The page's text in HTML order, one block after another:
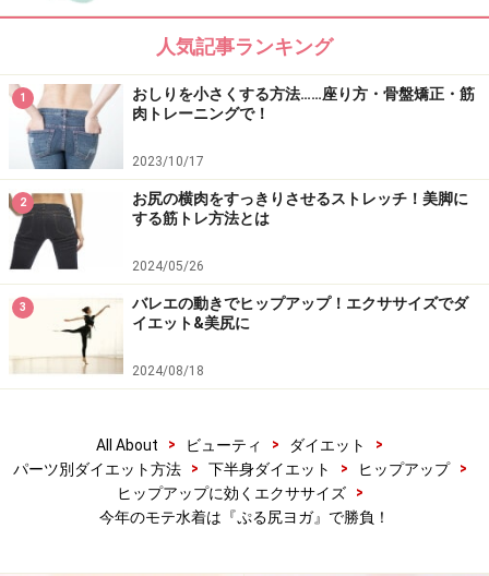
人気記事ランキング
1
おしりを小さくする方法……座り方・骨盤矯正・筋
肉トレーニングで！
2023/10/17
2
お尻の横肉をすっきりさせるストレッチ！美脚に
する筋トレ方法とは
2024/05/26
3
バレエの動きでヒップアップ！エクササイズでダ
イエット&美尻に
2024/08/18
All About > ビューティ > ダイエット
>
パーツ別ダイエット方法
> 下半身ダイエット > ヒップアップ
>
ヒップアップに効くエクササイズ
>
今年のモテ水着は『ぷる尻ヨガ』で勝負！